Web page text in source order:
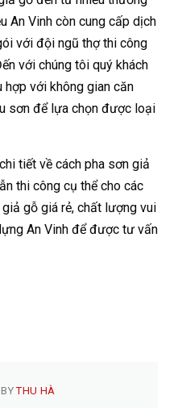
An Vinh còn cung cấp dịch
với đội ngũ thợ thi công
với chúng tôi quý khách
với không gian căn
sơn để lựa chọn được loại
tiết về cách pha sơn giả
thi công cụ thể cho các
gỗ giá rẻ, chất lượng vui
An Vinh để được tư vấn
BYTHU HÀ